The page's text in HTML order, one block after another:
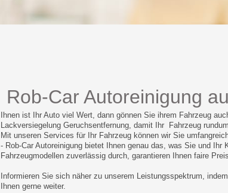
Rob-Car Autoreinigung
Ihnen ist Ihr Auto viel Wert, dann gönnen Sie ihrem Fahrzeug
Lackversiegelung Geruchsentfernung, damit Ihr Fahrzeug
Mit unseren Services für Ihr Fahrzeug können wir Sie
- Rob-Car Autoreinigung bietet Ihnen genau das, was Sie und
Fahrzeugmodellen zuverlässig durch, garantieren Ihnen faire
Informieren Sie sich näher zu unserem Leistungsspektrum,
Ihnen gerne weiter.